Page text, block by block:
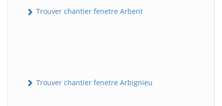
Trouver chantier fenetre Arbent
Trouver chantier fenetre Arbignieu